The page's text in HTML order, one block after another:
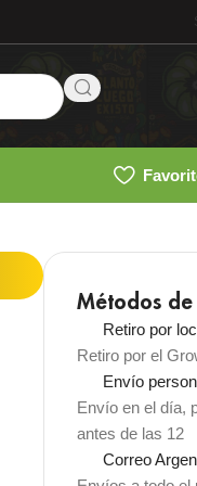
Métodos de
Retiro por
Retiro por el
Envío
Envío en el día,
antes de las 12
Correo